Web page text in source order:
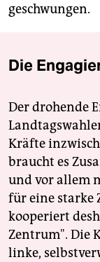
geschwungen.
Die
Der drohende
Kräfte
braucht es
und vor allem
für eine starke
kooperiert
Zentrum". Die
linke,